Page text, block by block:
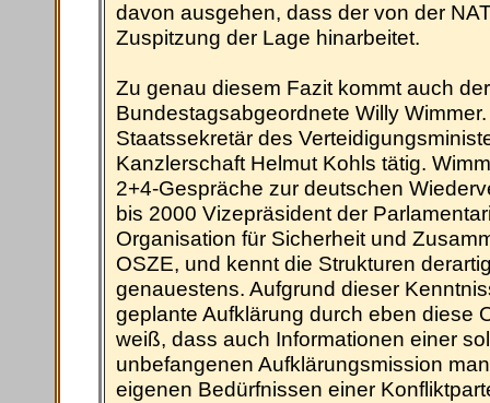
davon ausgehen, dass der von der
Zuspitzung der Lage hinarbeitet.
Zu genau diesem Fazit kommt auch
Bundestagsabgeordnete Willy
Staatssekretär des
Kanzlerschaft Helmut Kohls tätig.
2+4-Gespräche zur deutschen
bis 2000 Vizepräsident der
Organisation für Sicherheit und
OSZE, und kennt die Strukturen
genauestens. Aufgrund dieser
geplante Aufklärung durch eben diese
weiß, dass auch Informationen einer
unbefangenen Aufklärungsmission
eigenen Bedürfnissen einer